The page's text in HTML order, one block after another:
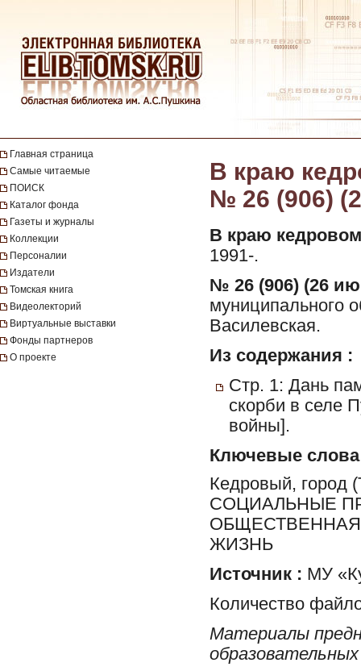
Главная страница
Самые читаемые
ПОИСК
Каталог фонда
Газеты и журналы
Коллекции
Персоналии
Издатели
Томская книга
Видеолекторий
Виртуальные выставки
Фонды партнеров
О проекте
В краю
№ 26 (906)
В краю
1991-.
№ 26 (906) (26
муниципального
Василевская.
Из содержания :
Стр. 1: Дань
скорби в селе
войны].
Ключевые слова
Кедровый,
СОЦИАЛЬНЫЕ
ЖИЗНЬ
Источник : МУ
Количество
Материалы